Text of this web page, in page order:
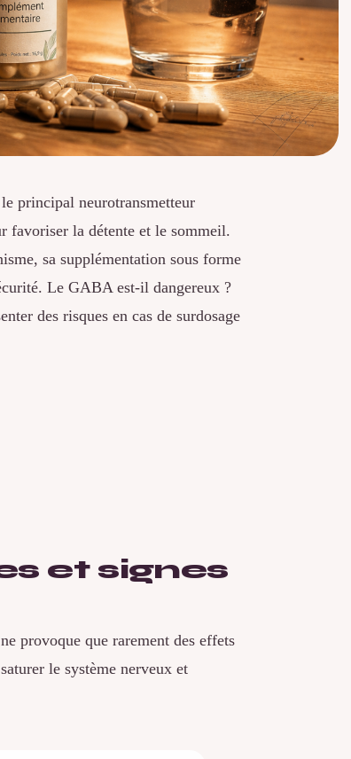
principal neurotransmetteur
favoriser la détente et le sommeil.
sa supplémentation sous forme
Le GABA est-il dangereux ?
des risques en cas de surdosage
et signes
provoque que rarement des effets
le système nerveux et